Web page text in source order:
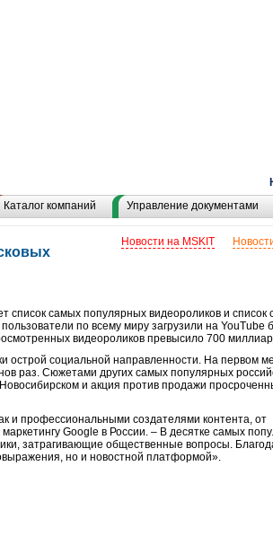
Каталог компаний Управление документами
Новости на MSKIT
список самых популярных видеороликов и список
по всему миру загрузили на YouTube
видеороликов превысило 700
острой социальной направленности. На первом
раз. Сюжетами других самых популярных
и акция против продажи
и профессиональными создателями контента, от
Google в России. – В десятке самых
затрагивающие общественные вопросы.
но и новостной платформой».